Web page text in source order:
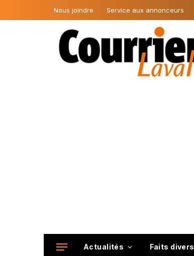
Nous joindre Service aux annonceurs
Actualités Faits divers